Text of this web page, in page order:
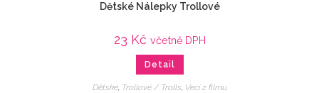
Dětské Nálepky Trollové
23 Kč včetně DPH
Detail
Dětské, Trollové / Trolls, Veci z filmu